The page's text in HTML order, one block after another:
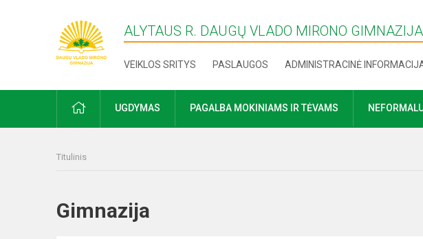
ALYTAUS R. DAUGŲ VLADO MIRONO GIMNAZIJA
VEIKLOS SRITYS PASLAUGOS ADMINISTRACINĖ
PRADŽIAUGDYMAS PAGALBA MOKINIAMS IR TĖVAMS
Titulinis
Gimnazija